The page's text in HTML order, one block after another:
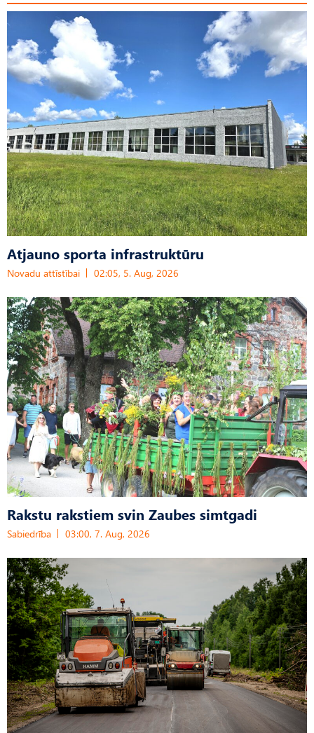
Atjauno sporta infrastruktūru
Novadu attīstībai 02:05, 5. Aug, 2026
Rakstu rakstiem svin Zaubes simtgadi
Sabiedrība 03:00, 7. Aug, 2026